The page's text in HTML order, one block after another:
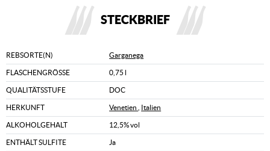
STECKBRIEF
REBSORTE(N) Garganega
FLASCHENGRÖSSE 0,75 l
QUALITÄTSSTUFE DOC
HERKUNFT Venetien Italien
ALKOHOLGEHALT 12,5% vol
ENTHÄLT SULFITE Ja